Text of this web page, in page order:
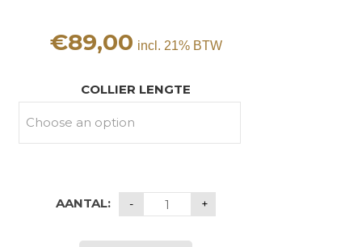
€89,00 incl. 21% BTW
COLLIER LENGTE
AANTAL: